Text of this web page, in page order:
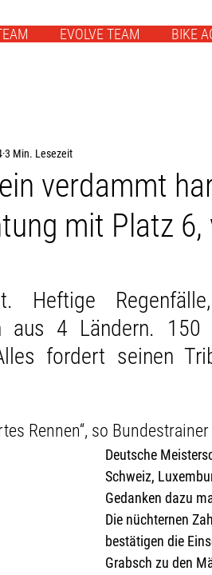
EVOLVE TEAM BIKE
verdammt
mit Platz 6,
3 Min. Lesezeit
Heftige
aus 4 Ländern.
fordert seinen
Rennen“, so
Deutsche
Schweiz,
Gedanken dazu
Die nüchternen
bestätigen die
Grabsch zu den